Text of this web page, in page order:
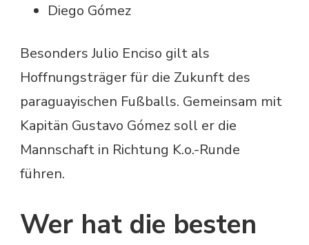
Diego Gómez
Besonders Julio Enciso gilt als
Hoffnungsträger für die Zukunft des
paraguayischen Fußballs. Gemeinsam mit
Kapitän Gustavo Gómez soll er die
Mannschaft in Richtung K.o.-Runde
führen.
Wer hat die besten